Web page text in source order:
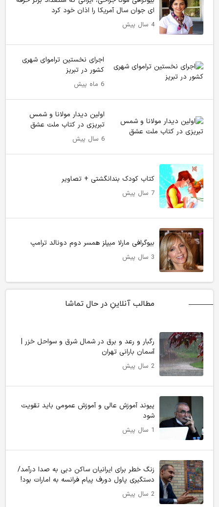
ای جوان سال آمریکا را اذان خود کرد
4 سال پیش
اجرای نخستین تراموای شهری
کشور در تبریز
6 ماه پیش
اولین دیدار مولانا و شمس
تبریزی در کتاب ملت عشق
6 سال پیش
کتاب کودک بندانگشتی + تصاویر
7 سال پیش
بیوگرافی مارلا میپلز همسر دوم دونالد ترامپ
3 سال پیش
مطالب آنلاینِ در حال تماشا
رگبار و رعد و برق در شمال شرق و سواحل خزر |
آسمان بارانی تهران
2 سال پیش
پیوند آموزش عالی و آموزش عمومی باید تقویت
شود
1 سال پیش
زنگ خطر برای ایرانیان ساکن دبی به صدا درآمد/
دستگیری پاول دورف پیام فرانسه به امارات بود!
2 سال پیش